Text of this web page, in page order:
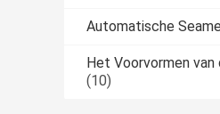
Automatische
Het Voorvormen
(10)